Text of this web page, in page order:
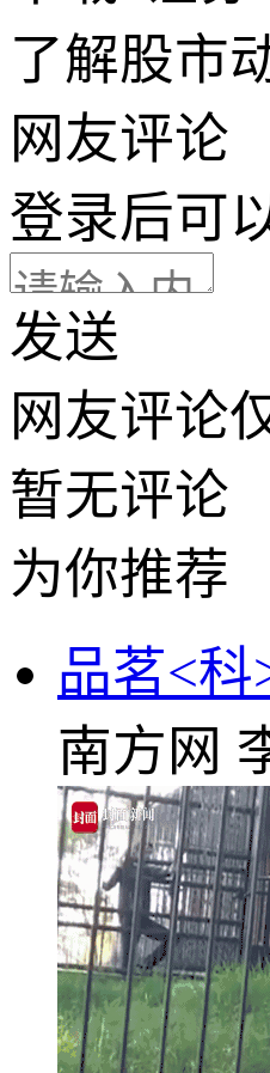
了解股市
网友评论
登录后可
发送
网友评论
暂无评论
为你推荐
品茗<
南方网